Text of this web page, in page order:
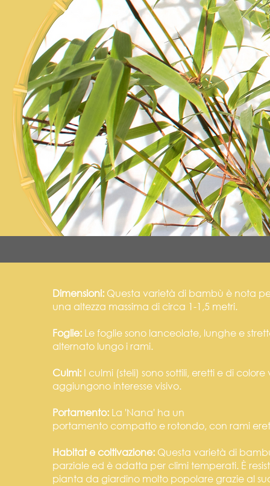
Dimensioni: Questa varietà di bambù è nota
una altezza massima di circa 1-1,5 metri.
Foglie: Le foglie sono lanceolate, lunghe e
alternato lungo i rami.
Culmi: I culmi (steli) sono sottili, eretti e di
aggiungono interesse visivo.
Portamento: La 'Nana' ha un
portamento compatto e rotondo, con rami
Habitat e coltivazione: Questa varietà di
parziale ed è adatta per climi temperati. È
pianta da giardino molto popolare grazie al